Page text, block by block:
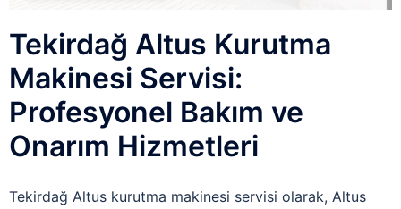
Tekirdağ Altus Kurutma
Makinesi Servisi:
Profesyonel Bakım ve
Onarım Hizmetleri
Tekirdağ Altus kurutma makinesi servisi olarak, Altus